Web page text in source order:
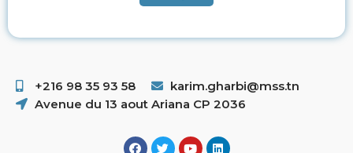
+216 98 35 93 58 ​
karim.gharbi@mss.tn
Avenue du 13 aout Ariana CP 2036